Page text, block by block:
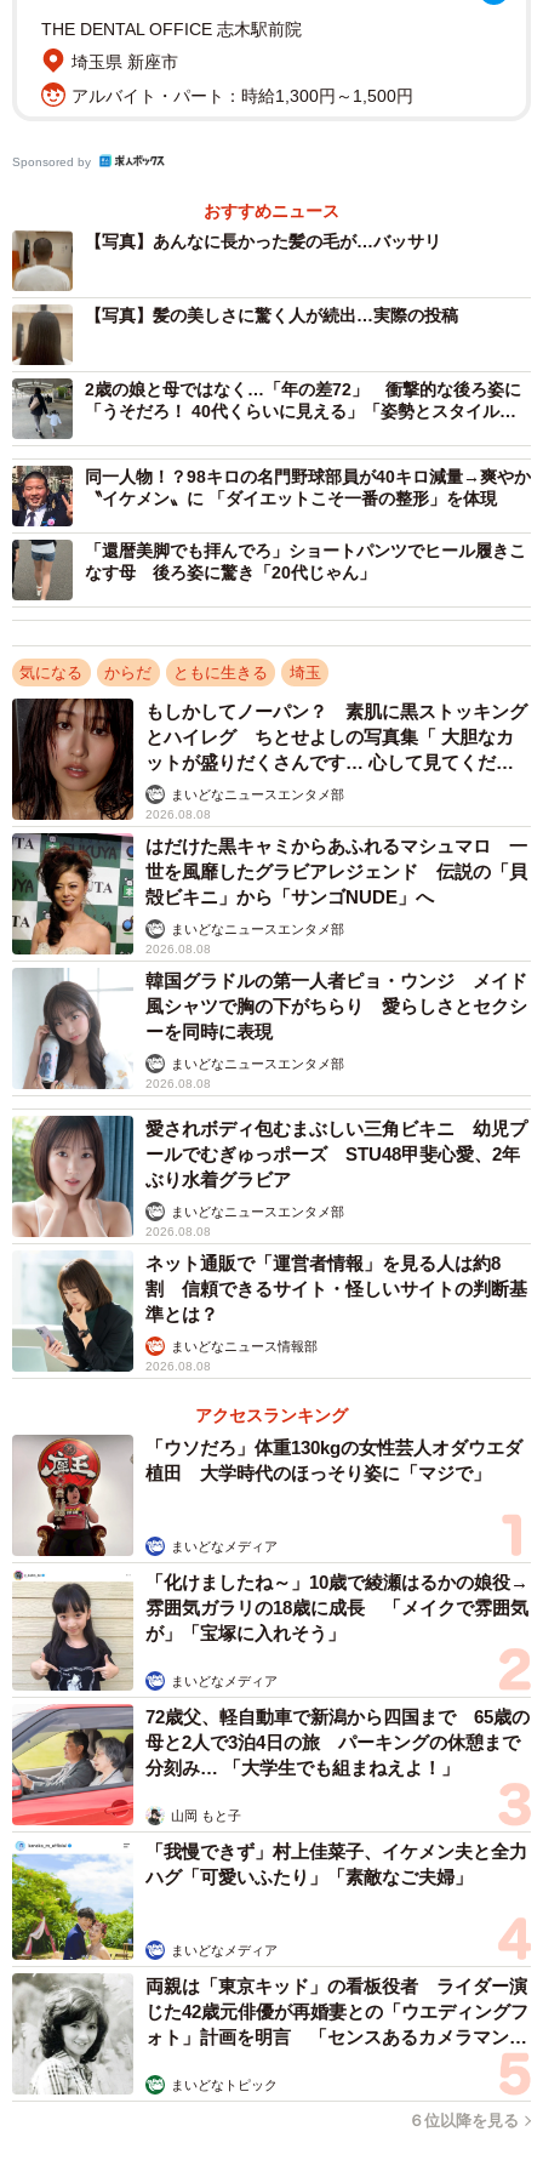
THE DENTAL OFFICE 志木駅前院
埼玉県 新座市
アルバイト・パート：時給1,300円～1,500円
Sponsored by
おすすめニュース
【写真】あんなに長かった髪の毛が…バッサリ
【写真】髪の美しさに驚く人が続出…実際の投稿
2歳の娘と母ではなく…「年の差72」 衝撃的な後ろ姿に
「うそだろ！ 40代くらいに見える」「姿勢とスタイルで
同一人物！？98キロの名門野球部員が40キロ減量→爽やか
〝イケメン〟に 「ダイエットこそ一番の整形」を体現
「還暦美脚でも拝んでろ」ショートパンツでヒール履きこ
なす母 後ろ姿に驚き「20代じゃん」
気になる からだ ともに生きる 埼玉
もしかしてノーパン？ 素肌に黒ストッキング
とハイレグ ちとせよしの写真集「 大胆なカ
ットが盛りだくさんです… 心して見てくださ
い」まいどなニュースエンタメ部
2026.08.08
はだけた黒キャミからあふれるマシュマロ 一
世を風靡したグラビアレジェンド 伝説の「貝
殻ビキニ」から「サンゴNUDE」へ
まいどなニュースエンタメ部
2026.08.08
韓国グラドルの第一人者ピョ・ウンジ メイド
風シャツで胸の下がちらり 愛らしさとセクシ
ーを同時に表現
まいどなニュースエンタメ部
2026.08.08
愛されボディ包むまぶしい三角ビキニ 幼児プ
ールでむぎゅっポーズ STU48甲斐心愛、2年
ぶり水着グラビア
まいどなニュースエンタメ部
2026.08.08
ネット通販で「運営者情報」を見る人は約8
割 信頼できるサイト・怪しいサイトの判断基
準とは？
まいどなニュース情報部
2026.08.08
アクセスランキング
「ウソだろ」体重130kgの女性芸人オダウエダ
植田 大学時代のほっそり姿に「マジで」
まいどなメディア
「化けましたね～」10歳で綾瀬はるかの娘役→
雰囲気ガラリの18歳に成長 「メイクで雰囲気
が」「宝塚に入れそう」
まいどなメディア
72歳父、軽自動車で新潟から四国まで 65歳の
母と2人で3泊4日の旅 パーキングの休憩まで
分刻み… 「大学生でも組まねえよ！」
山岡 もと子
「我慢できず」村上佳菜子、イケメン夫と全力
ハグ「可愛いふたり」「素敵なご夫婦」
まいどなメディア
両親は「東京キッド」の看板役者 ライダー演
じた42歳元俳優が再婚妻との「ウエディングフ
ォト」計画を明言 「センスあるカメラマン求
まいどなトピック
６位以降を見る